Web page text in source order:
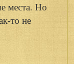
места. Но
то не